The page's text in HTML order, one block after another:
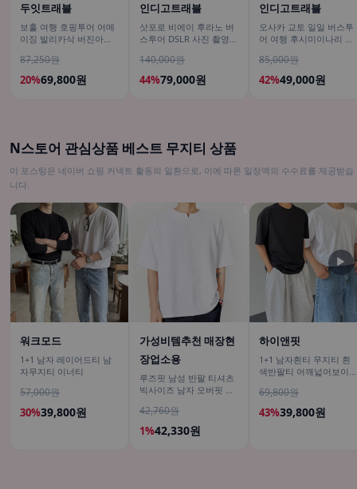
두잇트래블
보홀 여행 호핑투어 어메
이징 발리카삭 버진아일
랍 포함
87,250원
20%69,800원
인디고트래블
삿포로 비에이 후라노 버
스투어 DSLR 사진 촬영
140,000원
44%79,000원
인디고트래블
오사카 교토 일일 버스투
어 여행 후시미이나리 아
철학의길
85,000원
42%49,000원
N스토어 관심상품 베스트 무지티 상품
이 포스팅은 네이버 쇼핑 커넥트 활동의 일환으로, 이에 따른 일정액의 수수료를 제공받습
니다.
워크모드
1+1 남자 레이어드티 남
자무지티 이너티
57,000원
30%39,800원
가성비템추천 매장현
장업소용
루즈핏 남성 반팔 티셔츠
빅사이즈 남자 오버핏 티
42,760원
1%42,330원
하이앤핏
1+1 남자흰티 무지티 흰
색반팔티 어깨넓어보이는
69,800원
43%39,800원
▶